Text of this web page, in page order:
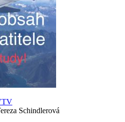
Schindlerová